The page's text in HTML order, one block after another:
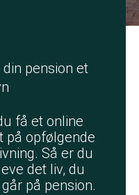
din pension et
få et online
på opfølgende
Så er du
det liv, du
på pension.